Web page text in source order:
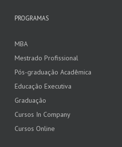
PROGRAMAS
MBA
Mestrado Profissional
Pós-graduação Acadêmica
Educação Executiva
Graduação
Cursos In Company
Cursos Online